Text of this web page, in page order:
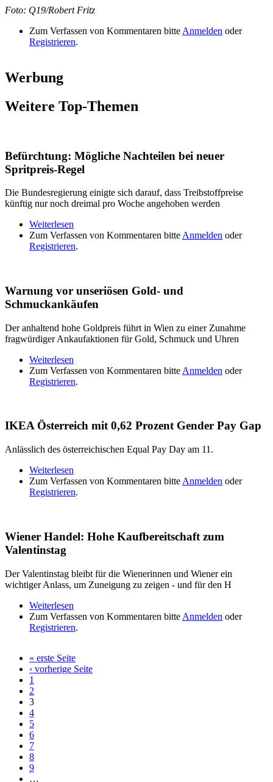
Foto: Q19/Robert Fritz
Zum Verfassen von Kommentaren bitte Anmelden oder
Registrieren.
Werbung
Weitere Top-Themen
Befürchtung: Mögliche Nachteilen bei neuer
Spritpreis-Regel
Die Bundesregierung einigte sich darauf, dass Treibstoffpreise
künftig nur noch dreimal pro Woche angehoben werden
Weiterlesen
Spritpreis-Regel
Zum Verfassen von Kommentaren bitte Anmelden oder
Registrieren.
Warnung vor unseriösen Gold- und
Schmuckankäufen
Der anhaltend hohe Goldpreis führt in Wien zu einer Zunahme
fragwürdiger Ankaufaktionen für Gold, Schmuck und Uhren
Weiterlesen
Schmuckankäufen
Zum Verfassen von Kommentaren bitte Anmelden oder
Registrieren.
IKEA Österreich mit 0,62 Prozent Gender Pay Gap
Anlässlich des österreichischen Equal Pay Day am 11.
Weiterlesen
Gap
Zum Verfassen von Kommentaren bitte Anmelden oder
Registrieren.
Wiener Handel: Hohe Kaufbereitschaft zum
Valentinstag
Der Valentinstag bleibt für die Wienerinnen und Wiener ein
wichtiger Anlass, um Zuneigung zu zeigen - und für den H
Weiterlesen
Valentinstag
Zum Verfassen von Kommentaren bitte Anmelden oder
Registrieren.
Seiten« erste Seite
‹ vorherige Seite
1
2
3
4
5
6
7
8
9
…